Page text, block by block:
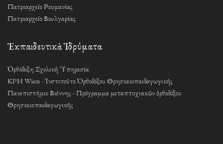
Πατριαρχεῖο Ρουμανίας
Πατριαρχεῖο Βουλγαρίας
Ἐκπαιδευτικὰ Ἱδρύματα
Ὀρθόδοξη Σχολικὴ Ὑπηρεσία
KPH Wien - Ἰνστιτοῦτο Ὀρθοδόξου Θρησκειοπαιδαγωγικῆς
Πανεπιστήμιο Βιέννης - Πρόγραμμα μεταπτυχιακῶν ὀρθοδόξου
Θρησκειοπαιδαγωγικῆς